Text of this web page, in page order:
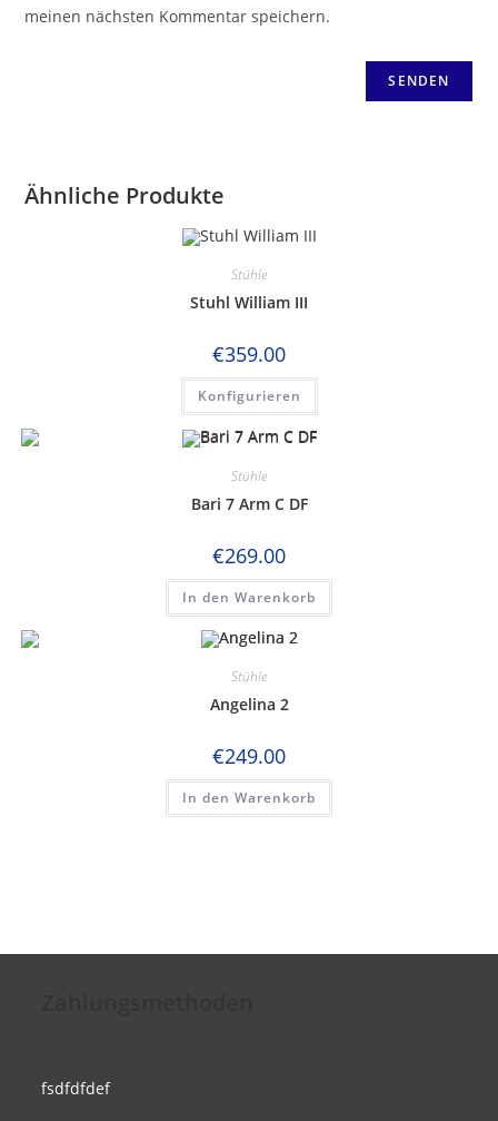
meinen nächsten Kommentar speichern.
Ähnliche Produkte
Stühle
Stuhl William III
€359.00
Konfigurieren
Stühle
Bari 7 Arm C DF
€269.00
In den Warenkorb
Stühle
Angelina 2
€249.00
In den Warenkorb
fsdfdfdef